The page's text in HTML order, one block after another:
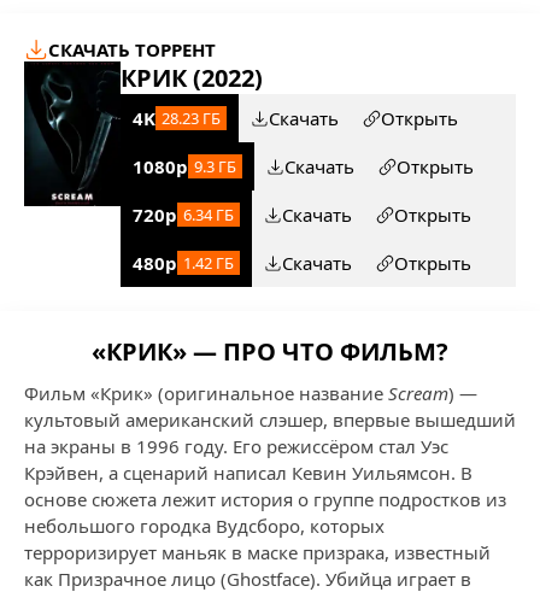
СКАЧАТЬ ТОРРЕНТ
КРИК (2022)
4K 28.23 ГБ Скачать
Открыть
1080p 9.3 ГБ Скачать
Открыть
720p 6.34 ГБ Скачать
Открыть
480p 1.42 ГБ Скачать Открыть
«КРИК» — ПРО ЧТО ФИЛЬМ?
Фильм «Крик» (оригинальное название Scream) —
культовый американский слэшер, впервые вышедший
на экраны в 1996 году. Его режиссёром стал Уэс
Крэйвен, а сценарий написал Кевин Уильямсон. В
основе сюжета лежит история о группе подростков из
небольшого городка Вудсборо, которых
терроризирует маньяк в маске призрака, известный
как Призрачное лицо (Ghostface). Убийца играет в